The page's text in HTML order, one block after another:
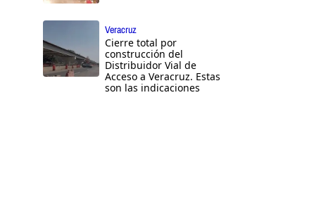
Veracruz
Cierre total por
construcción del
Distribuidor Vial de
Acceso a Veracruz. Estas
son las indicaciones